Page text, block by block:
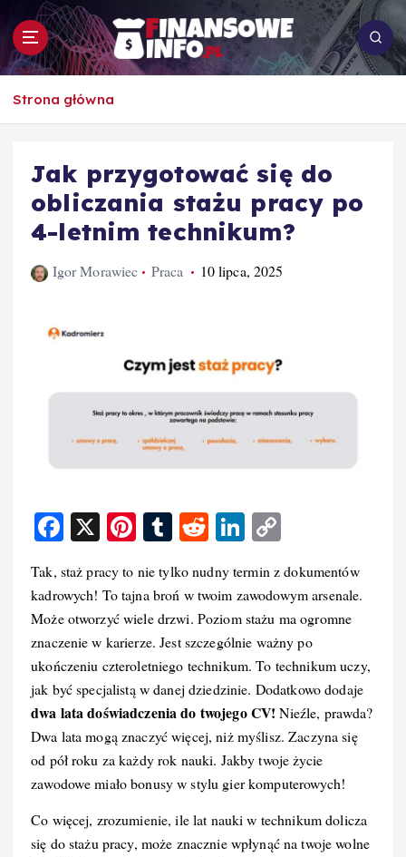
p
To i owo o rachunkowości, pracy, biznesie i
Strona główna
Jak przygotować się do
obliczania stażu pracy po
4-letnim technikum?
Igor Morawiec Praca 10 lipca, 2025
F
c
e
b
o
o
k
X
Pi
er
e
st
T
m
bl
r
R
d
di
t
Li
k
e
d
I
n
p
y
Li
n
k
Tak, staż pracy to nie tylko nudny termin z dokumentów
kadrowych! To tajna broń w twoim zawodowym arsenale.
Może otworzyć wiele drzwi. Poziom stażu ma ogromne
znaczenie w karierze. Jest szczególnie ważny po
ukończeniu czteroletniego technikum. To technikum uczy,
jak być specjalistą w danej dziedzinie. Dodatkowo dodaje
dwa lata doświadczenia do twojego CV! Nieźle, prawda?
Dwa lata mogą znaczyć więcej, niż myślisz. Zaczyna się
od pół roku za każdy rok nauki. Jakby twoje życie
zawodowe miało bonusy w stylu gier komputerowych!
Co więcej, zrozumienie, ile lat nauki w technikum dolicza
się do stażu pracy, może znacznie wpłynąć na twoje wolne